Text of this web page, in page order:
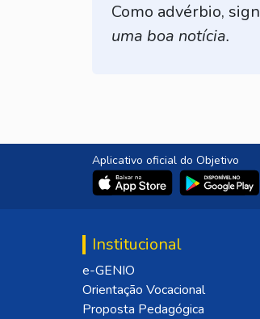
Como advérbio,
uma boa notícia.
Aplicativo oficial do Objetivo
Institucional
e-GENIO
Orientação Vocacional
Proposta Pedagógica